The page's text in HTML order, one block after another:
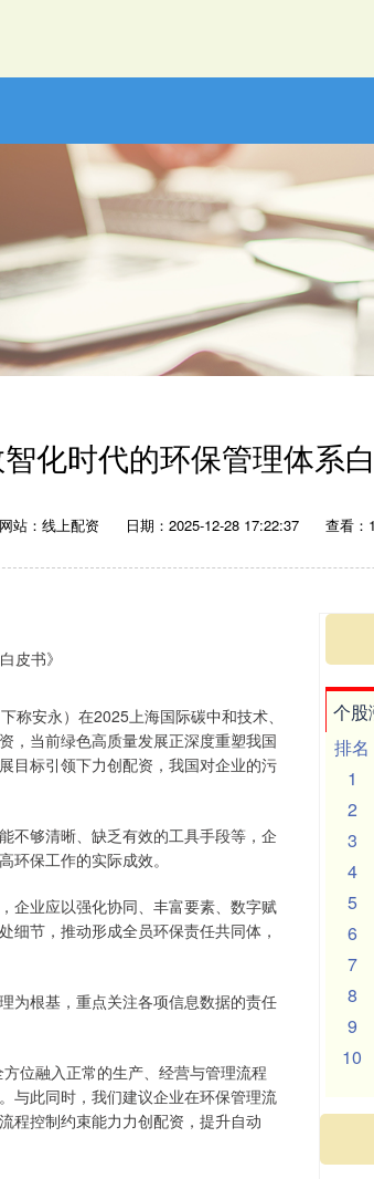
化时代的环保管理体系白
网站：线上配资 日期：2025-12-28 17:22:37 查看：
安永）在2025上海国际碳中和技术、
，当前绿色高质量发展正深度重塑我国
目标引领下力创配资，我国对企业的污
够清晰、缺乏有效的工具手段等，企
保工作的实际成效。
业应以强化协同、丰富要素、数字赋
节，推动形成全员环保责任共同体，
根基，重点关注各项信息数据的责任
位融入正常的生产、经营与管理流程
与此同时，我们建议企业在环保管理流
程控制约束能力力创配资，提升自动
个股
排名
1
2
3
4
5
6
7
8
9
10